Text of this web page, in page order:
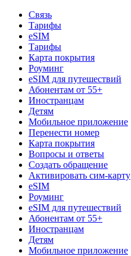
Связь
Тарифы
eSIM
Тарифы
Карта покрытия
Роуминг
eSIM для путешествий
Абонентам от 55+
Иностранцам
Детям
Мобильное приложение
Перенести номер
Карта покрытия
Вопросы и ответы
Создать обращение
Активировать сим-карту
eSIM
Роуминг
eSIM для путешествий
Абонентам от 55+
Иностранцам
Детям
Мобильное приложение